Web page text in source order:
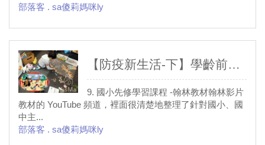
部落客 . sa傻莉媽咪ly
【防疫新生活-下】學齡前孩子停課不停學，如何在家不
9. 國小先修學習課程 -翰林教材翰林影片
教材的 YouTube 頻道，裡面很清楚地整理了針對國小、國
中主...
部落客 . sa傻莉媽咪ly